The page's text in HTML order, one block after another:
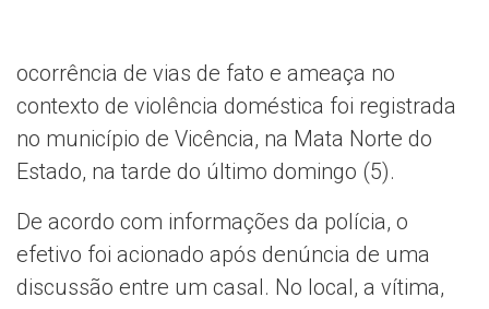
ocorrência de vias de fato e ameaça no
contexto de violência doméstica foi registrada
no município de Vicência, na Mata Norte do
Estado, na tarde do último domingo (5).
De acordo com informações da polícia, o
efetivo foi acionado após denúncia de uma
discussão entre um casal. No local, a vítima,